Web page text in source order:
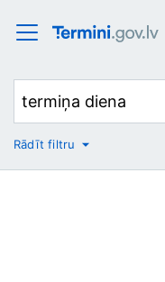
No
Rādīt filtru